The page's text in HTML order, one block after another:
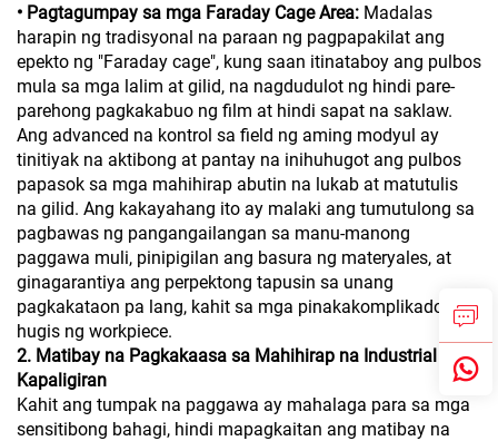
• Pagtagumpay sa mga Faraday Cage Area: Madalas
harapin ng tradisyonal na paraan ng pagpapakilat ang
epekto ng "Faraday cage", kung saan itinataboy ang pulbos
mula sa mga lalim at gilid, na nagdudulot ng hindi pare-
parehong pagkakabuo ng film at hindi sapat na saklaw.
Ang advanced na kontrol sa field ng aming modyul ay
tinitiyak na aktibong at pantay na inihuhugot ang pulbos
papasok sa mga mahihirap abutin na lukab at matutulis
na gilid. Ang kakayahang ito ay malaki ang tumutulong sa
pagbawas ng pangangailangan sa manu-manong
paggawa muli, pinipigilan ang basura ng materyales, at
ginagarantiya ang perpektong tapusin sa unang
pagkakataon pa lang, kahit sa mga pinakakomplikadong
hugis ng workpiece.
2. Matibay na Pagkakaasa sa Mahihirap na Industrial na
Kapaligiran
Kahit ang tumpak na paggawa ay mahalaga para sa mga
sensitibong bahagi, hindi mapagkaitan ang matibay na